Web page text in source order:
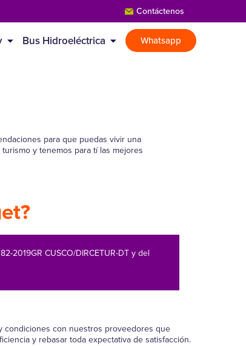
Contáctenos
Bus Hidroeléctrica Whatsapp
para que puedas vivir una
y tenemos para tí las mejores
2019GR CUSCO/DIRCETUR-DT y del
condiciones con nuestros proveedores que
y rebasar toda expectativa de satisfacción.